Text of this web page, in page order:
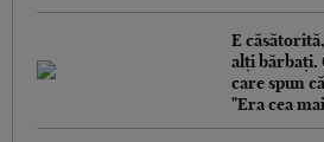
E
alți bărbați.
care spun
"Era cea